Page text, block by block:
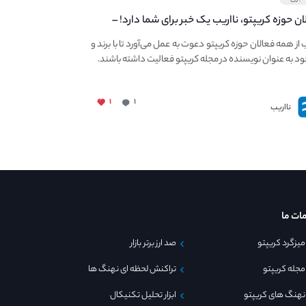
حوزه کریپتو، نااریب یک خبر برای شما دارد! –
به فعالیت در مجله کریپتو
از همه فعالان حوزه کریپتو دعوت به عمل می‌آورد تا با برند و
به عنوان نویسنده در مجله کریپتو فعالیت داشته باشند.
نااریب ۱ ۱
ما
میزگرد کریپتو
مجله کریپتو
نهنگ های کریپتو
صد ارز برتر بازار
تراکنش لحظه ای نهنگ ها
ابزار تحلیل تکنیکال